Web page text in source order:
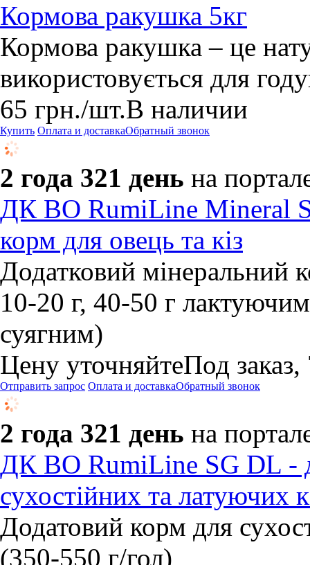
Кормова ракушка 5кг
Кормова ракушка – це
використовується для
65 грн./шт.В наличии
Купить Оплата и доставкаОбратный звонок
2 года 321 день на
ДК ВО RumiLine Mineral
корм для овець та кіз
Додатковий мінеральний
10-20 г, 40-50 г
суягним)
Цену уточняйтеПод
Отправить запрос Оплата и доставкаОбратный звонок
2 года 321 день на
ДК BO RumiLine SG DL -
сухостійних та латуючих
Додатовий корм для
(350-550 г/гол)